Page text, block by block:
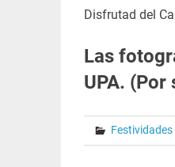
Disfrutad del
Las
UPA. (Por
Festividades